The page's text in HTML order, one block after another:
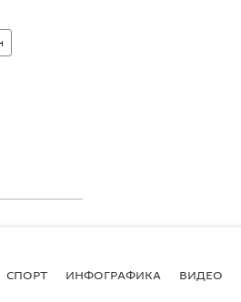
СПОРТ ИНФОГРАФИКА ВИДЕО